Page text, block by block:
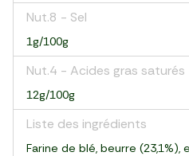
Nut.8 - Sel
1g/100g
Nut.4 - Acides gras saturés
12g/100g
Liste des ingrédients
Farine de blé, beurre (23,1%),